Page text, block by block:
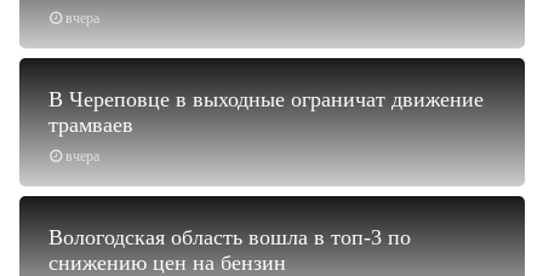
вчера
вчера
В Череповце в выходные ограничат движение
трамваев
Вологодская область вошла в топ-3 по
снижению цен на бензин